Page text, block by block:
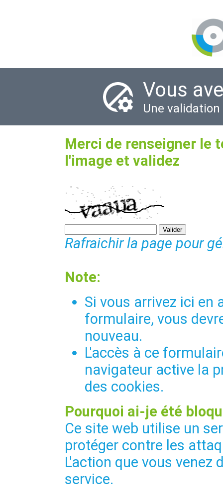
Vous
Une
Merci de renseigner le
l'image et validez
Rafraichir la page pour
Note:
Si vous arrivez ici en
formulaire, vous
nouveau.
L'accès à ce
navigateur active la
des cookies.
Pourquoi ai-je été
Ce site web utilise un
protéger contre les
L'action que vous venez
service.